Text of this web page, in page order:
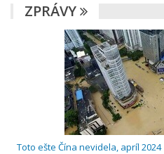
ZPRÁVY
Toto ešte Čína nevidela, apríl 2024